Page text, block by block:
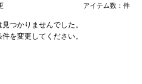
アイテム数： 件
つかりませんでした。
を変更してください。